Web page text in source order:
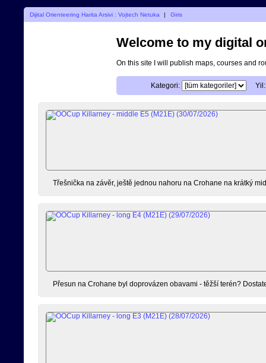
Dijital Orienteering Harita Arsivi : Vojtech Netuka | Giris
Welcome to my digital
On this site I will publish maps, courses and
Kategori: Yil:
Třešnička na závěr, ještě jednou nahoru na Crohane na krátký
Přesun na Crohane byl doprovázen obavami - těžší terén?